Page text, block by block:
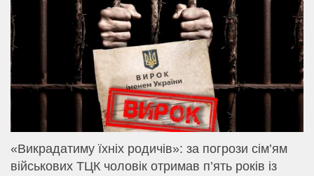
«Викрадатиму їхніх родичів»: за погрози сім’ям
військових ТЦК чоловік отримав п’ять років із